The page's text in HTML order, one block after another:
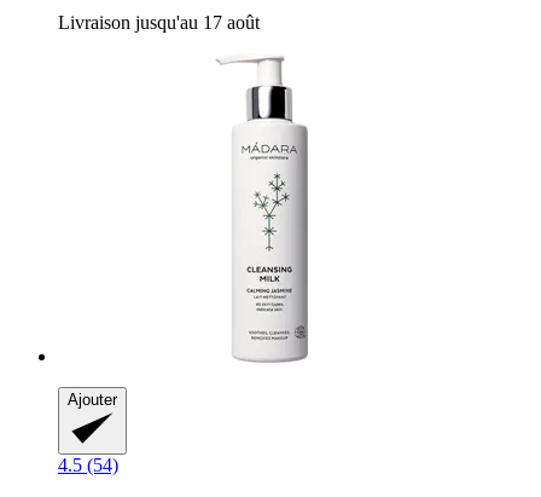
Livraison jusqu'au 17 août
Ajouter
4.5 (54)